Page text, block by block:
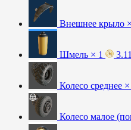
Внешнее крыло
Шмель × 1 3.11
Колесо среднее
Колесо малое